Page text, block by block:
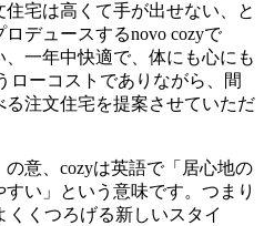
宅は高くて手が出せない、と
デュースするnovo cozyで
一年中快適で、体にも心にも
ローコストでありながら、間
注文住宅を提案させていただ
意、cozyは英語で「居心地の
い」という意味です。つまり
くくつろげる新しいスタイ